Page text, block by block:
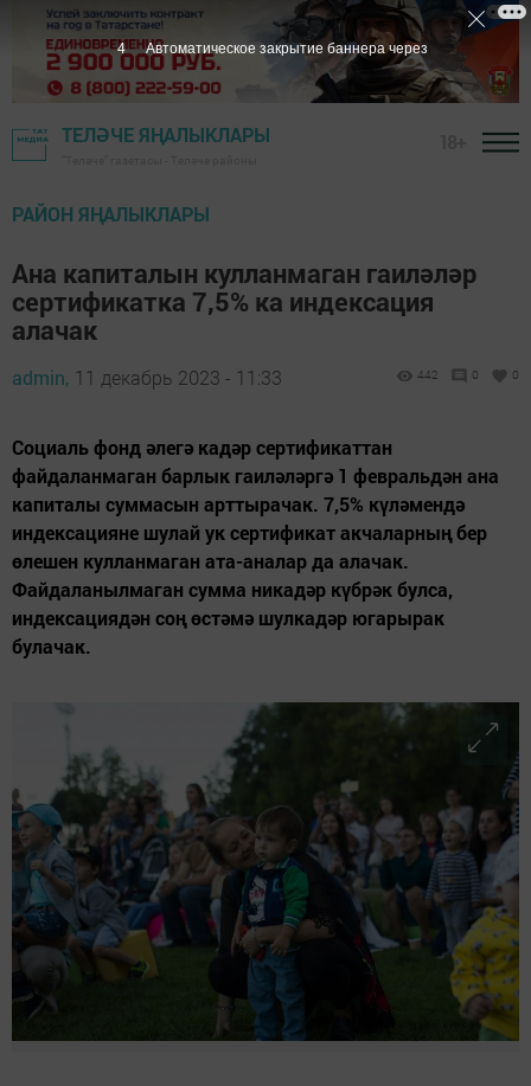
ТЕЛӘЧЕ ЯҢАЛЫКЛАРЫ
РАЙОН ЯҢАЛЫКЛАРЫ
Ана капиталын кулланмаган гаиләләр
сертификатка 7,5% ка индексация
алачак
admin, 11 декабрь 2023 - 11:33 442 0 0
Социаль фонд әлегә кадәр сертификаттан
файдаланмаган барлык гаиләләргә 1 февральдән ана
капиталы суммасын арттырачак. 7,5% күләмендә
индексацияне шулай ук сертификат акчаларның бер
өлешен кулланмаган ата-аналар да алачак.
Файдаланылмаган сумма никадәр күбрәк булса,
индексациядән соң өстәмә шулкадәр югарырак
булачак.
3 Автоматическое закрытие баннера через